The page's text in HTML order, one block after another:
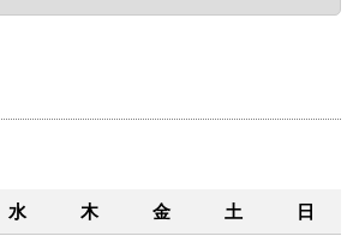
水 木 金 土 日